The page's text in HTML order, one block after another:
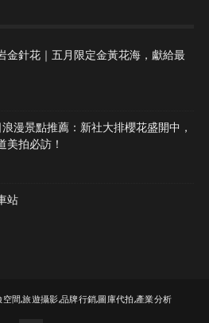
金針花｜五月限定金黃花海，獻給最
漫景點推薦：新社大排櫻花盛開中，
美拍必訪！
站
空間,旅遊攝影,品牌行銷,圖庫代拍,產業分析